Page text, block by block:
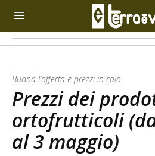
Buona l’offerta e prezzi in calo
Prezzi dei
ortofrutticoli
al 3 maggio)